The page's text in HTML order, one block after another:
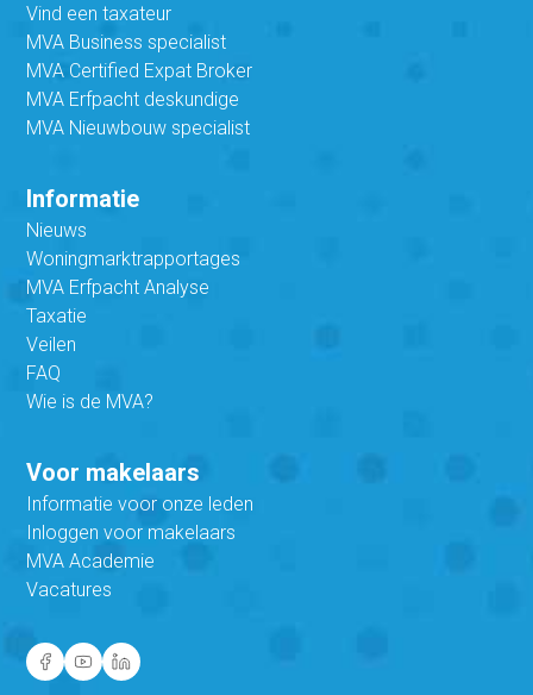
Vind een taxateur
MVA Business specialist
MVA Certified Expat Broker
MVA Erfpacht deskundige
MVA Nieuwbouw specialist
Informatie
Nieuws
Woningmarktrapportages
MVA Erfpacht Analyse
Taxatie
Veilen
FAQ
Wie is de MVA?
Voor makelaars
Informatie voor onze leden
Inloggen voor makelaars
MVA Academie
Vacatures